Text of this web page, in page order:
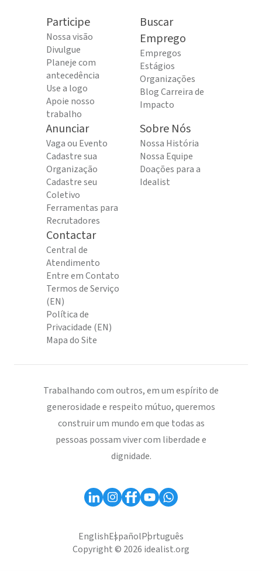
Participe
Nossa visão
Divulgue
Planeje com
antecedência
Use a logo
Apoie nosso
trabalho
Buscar
Emprego
Empregos
Estágios
Organizações
Blog Carreira de
Impacto
Anunciar
Vaga ou Evento
Cadastre sua
Organização
Cadastre seu
Coletivo
Ferramentas para
Recrutadores
Sobre Nós
Nossa História
Nossa Equipe
Doações para a
Idealist
Contactar
Central de
Atendimento
Entre em Contato
Termos de Serviço
(EN)
Política de
Privacidade (EN)
Mapa do Site
Trabalhando com outros, em um espírito de
generosidade e respeito mútuo, queremos
construir um mundo em que todas as
pessoas possam viver com liberdade e
dignidade.
EnglishEspañolPortuguês
Copyright © 2026 idealist.org